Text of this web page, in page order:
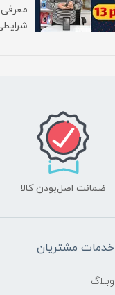
ضمانت اصل‌بودن کالا
خدمات مشتریان
وبلاگ